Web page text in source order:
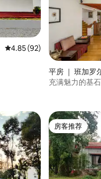
平均评分 4.85 分（满分 5 分
4.85 (92)
平房 ｜ 班加罗
充满魅力的基
房客推荐
房客推荐